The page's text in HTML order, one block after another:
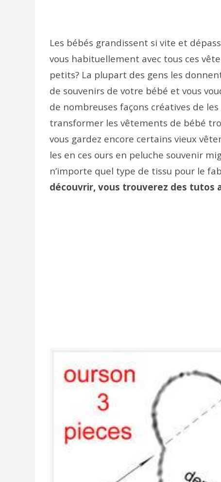
Les bébés grandissent si vite et
vous habituellement avec tous ces
petits? La plupart des gens les
de souvenirs de votre bébé et vous
de nombreuses façons créatives de
transformer les vêtements de bébé
vous gardez encore certains vieux
les en ces ours en peluche souvenir
n’importe quel type de tissu pour le
découvrir, vous trouverez des tutos